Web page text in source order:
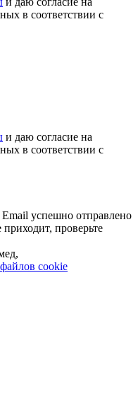
в соответствии с
и даю согласие на
в соответствии с
успешно отправлено
проверьте
файлов cookie